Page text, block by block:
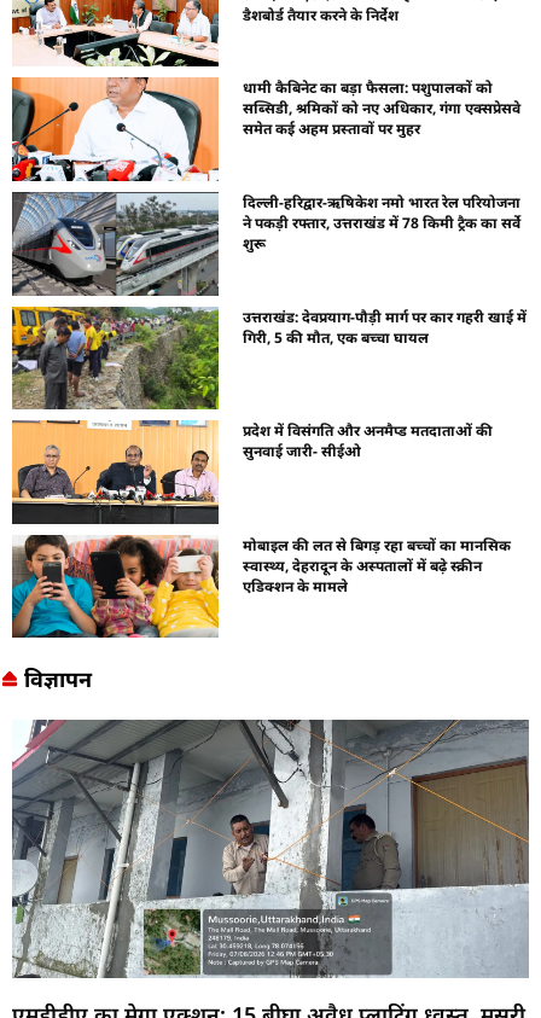
डैशबोर्ड तैयार करने के निर्देश
धामी कैबिनेट का बड़ा फैसला: पशुपालकों को
सब्सिडी, श्रमिकों को नए अधिकार, गंगा एक्सप्रेसवे
समेत कई अहम प्रस्तावों पर मुहर
दिल्ली-हरिद्वार-ऋषिकेश नमो भारत रेल परियोजना
ने पकड़ी रफ्तार, उत्तराखंड में 78 किमी ट्रैक का सर्वे
शुरू
उत्तराखंड: देवप्रयाग-पौड़ी मार्ग पर कार गहरी खाई में
गिरी, 5 की मौत, एक बच्चा घायल
प्रदेश में विसंगति और अनमैप्ड मतदाताओं की
सुनवाई जारी- सीईओ
मोबाइल की लत से बिगड़ रहा बच्चों का मानसिक
स्वास्थ्य, देहरादून के अस्पतालों में बढ़े स्क्रीन
एडिक्शन के मामले
विज्ञापन